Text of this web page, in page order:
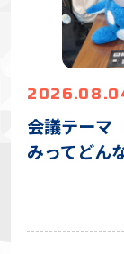
会議テーマ
みってどん